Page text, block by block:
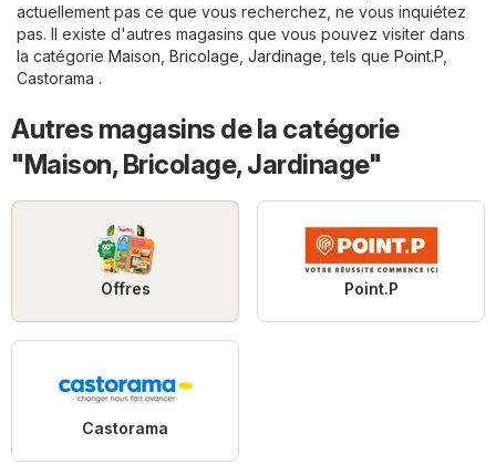
actuellement pas ce que vous recherchez, ne vous inquiétez
pas. Il existe d'autres magasins que vous pouvez visiter dans
la catégorie Maison, Bricolage, Jardinage , tels que Point.P
Castorama .
Autres magasins de la catégorie
"Maison, Bricolage, Jardinage"
Offres Point.P
Castorama